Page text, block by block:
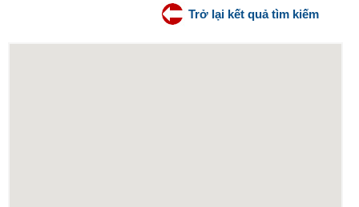
Trở lại kết quả tìm kiếm